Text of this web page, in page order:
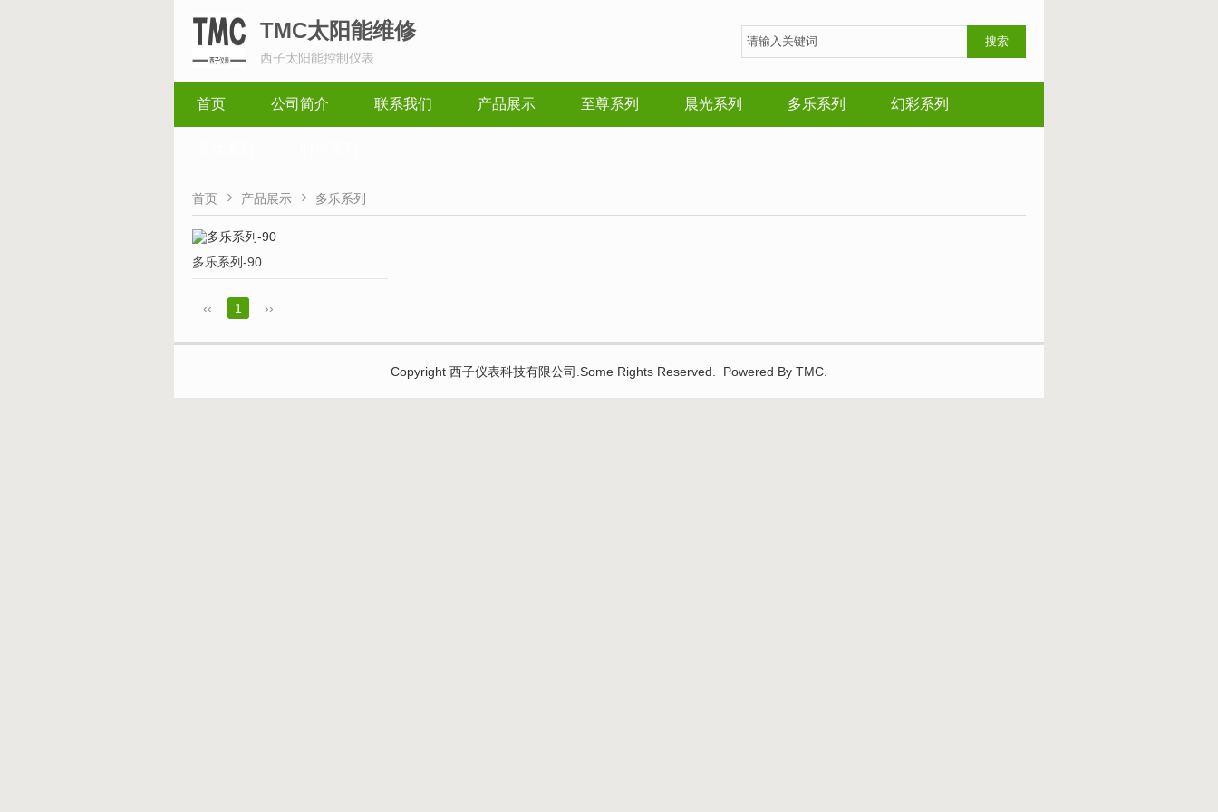
搜索
TMC太阳能维修
西子太阳能控制仪表
首页 公司简介 联系我们 产品展示 至尊系列 晨光系列 多乐系列 幻彩系列
首页  产品展示  多乐系列
多乐系列-90
‹‹ 1 ››
Copyright 西子仪表科技有限公司.Some Rights Reserved. Powered By TMC.